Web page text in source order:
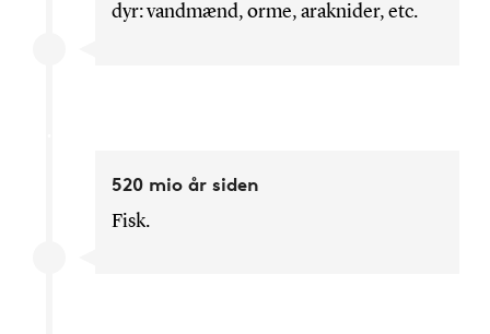
dyr: vandmænd, orme, araknider, etc.
520 mio år siden
Fisk.